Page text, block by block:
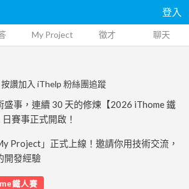
登入
My Project 徵才 聊天
按讚加入 iThelp 粉絲團追蹤
盛事，連續 30 天的修煉【2026 iThome 鐵
賽事正式開啟！
Project」正式上線！邀請你用技術交流，
開發經驗
鐵人賽